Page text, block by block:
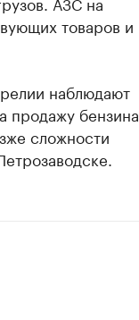
товаров и
наблюдают
продажу бензина
сложности